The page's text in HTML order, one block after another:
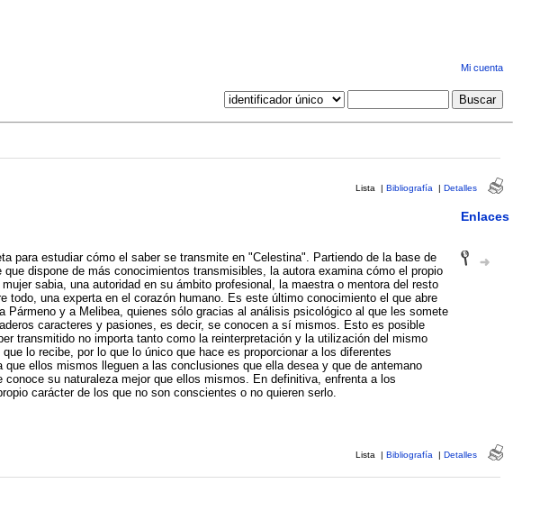
Mi cuenta
Lista | Bibliografía | Detalles
Enlaces
para estudiar cómo el saber se transmite en "Celestina". Partiendo de la base de
que dispone de más conocimientos transmisibles, la autora examina cómo el propio
sabia, una autoridad en su ámbito profesional, la maestra o mentora del resto
todo, una experta en el corazón humano. Es este último conocimiento el que abre
Pármeno y a Melibea, quienes sólo gracias al análisis psicológico al que les somete
caracteres y pasiones, es decir, se conocen a sí mismos. Esto es posible
transmitido no importa tanto como la reinterpretación y la utilización del mismo
lo recibe, por lo que lo único que hace es proporcionar a los diferentes
que ellos mismos lleguen a las conclusiones que ella desea y que de antemano
conoce su naturaleza mejor que ellos mismos. En definitiva, enfrenta a los
carácter de los que no son conscientes o no quieren serlo.
Lista | Bibliografía | Detalles